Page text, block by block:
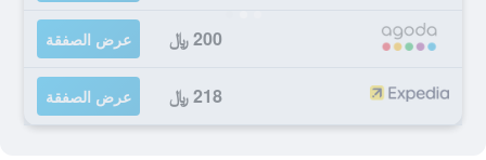
200 ﷼ عرض الصفقة
218 ﷼ عرض الصفقة